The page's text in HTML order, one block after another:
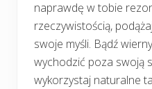
naprawdę w tobie
rzeczywistością,
swoje myśli. Bądź
wychodzić poza swoją
wykorzystaj naturalne